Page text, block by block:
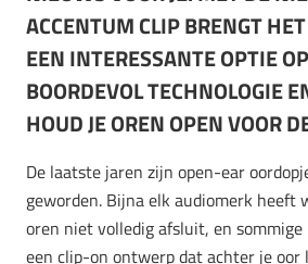
ACCENTUM CLIP BRENGT
EEN INTERESSANTE OPTIE
BOORDEVOL TECHNOLOGIE
HOUD JE OREN OPEN VOOR
De laatste jaren zijn open-ear
geworden. Bijna elk audiomerk heeft
oren niet volledig afsluit, en sommige
een clip-on ontwerp dat achter je oor